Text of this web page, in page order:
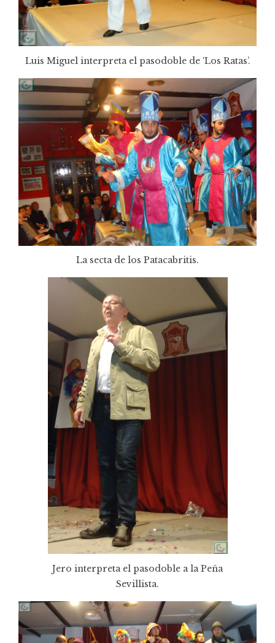
Luis Miguel interpreta el pasodoble de ‘Los Ratas’.
La secta de los Patacabritis.
Jero interpreta el pasodoble a la Peña
Sevillista.